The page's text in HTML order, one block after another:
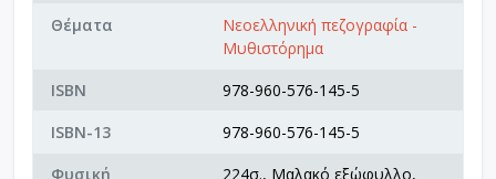
Θέματα
Νεοελληνική πεζογραφία -
Μυθιστόρημα
ISBN
978-960-576-145-5
ISBN-13
978-960-576-145-5
Φυσική
224σ., Μαλακό εξώφυλλο,